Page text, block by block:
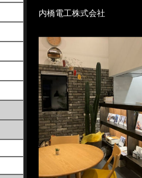
内橋電工株式会社